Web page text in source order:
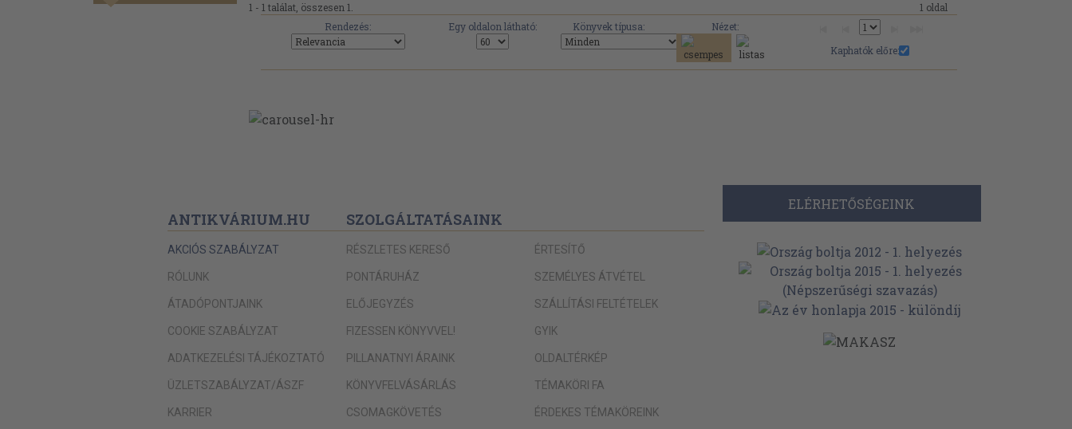
1 - 1 találat, összesen 1.
1 oldal
Rendezés:
Egy oldalon látható: Könyvek típusa:
Nézet:
Kaphatók előre:
ANTIKVÁRIUM.HU
AKCIÓS SZABÁLYZAT
RÓLUNK
ÁTADÓPONTJAINK
COOKIE SZABÁLYZAT
ADATKEZELÉSI TÁJÉKOZTATÓ
ÜZLETSZABÁLYZAT/ÁSZF
KARRIER
SZOLGÁLTATÁSAINK
RÉSZLETES KERESŐ
PONTÁRUHÁZ
ELŐJEGYZÉS
FIZESSEN KÖNYVVEL!
PILLANATNYI ÁRAINK
KÖNYVFELVÁSÁRLÁS
CSOMAGKÖVETÉS
ÉRTESÍTŐ
SZEMÉLYES ÁTVÉTEL
SZÁLLÍTÁSI FELTÉTELEK
GYIK
OLDALTÉRKÉP
TÉMAKÖRI FA
ÉRDEKES TÉMAKÖREINK
ELÉRHETŐSÉGEINK